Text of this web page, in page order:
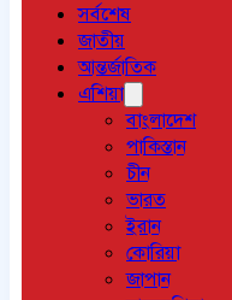
সর্বশেষ
জাতীয়
আন্তর্জাতিক
এশিয়া
বাংলাদেশ
পাকিস্তান
চীন
ভারত
ইরান
কোরিয়া
জাপান